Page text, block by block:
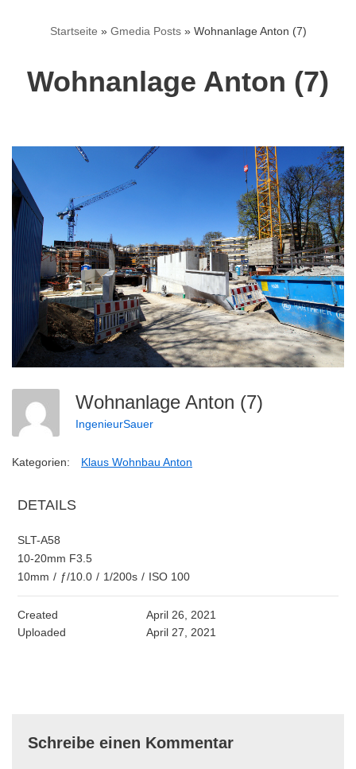
Startseite » Gmedia Posts» Wohnanlage Anton (7)
Wohnanlage Anton (7)
Wohnanlage Anton (7)
IngenieurSauer
Kategorien: Klaus Wohnbau Anton
DETAILS
SLT-A58
10-20mm F3.5
10mm / ƒ/10.0 / 1/200s / ISO 100
Created
April 26, 2021
Uploaded
April 27, 2021
Schreibe einen Kommentar